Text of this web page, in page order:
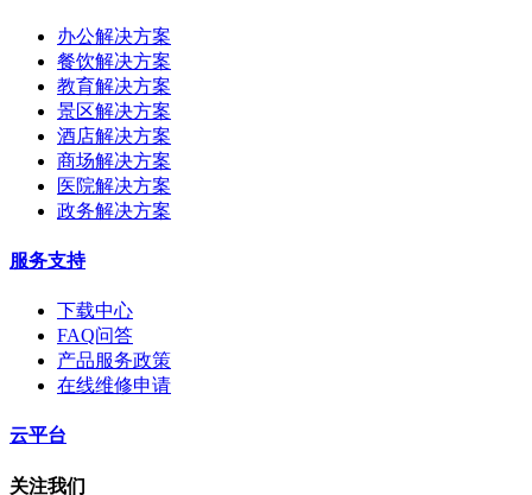
办公解决方案
餐饮解决方案
教育解决方案
景区解决方案
酒店解决方案
商场解决方案
医院解决方案
政务解决方案
服务支持
下载中心
FAQ问答
产品服务政策
在线维修申请
云平台
关注我们